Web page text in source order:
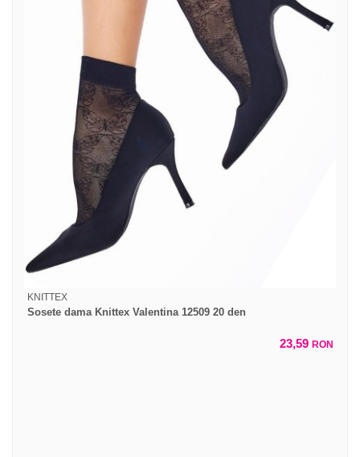
KNITTEX
Sosete dama Knittex Valentina 12509 20 den
23,59 RON